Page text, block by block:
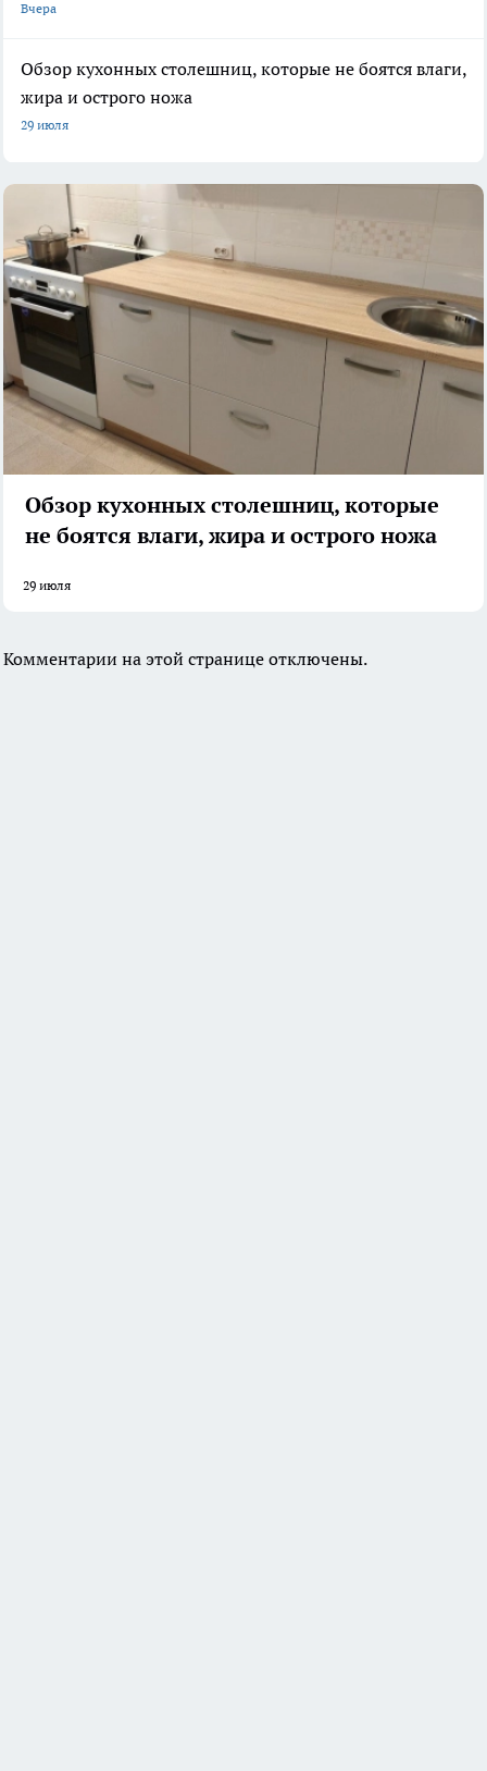
Вчера
Обзор кухонных столешниц, которые не боятся влаги,
жира и острого ножа
29 июля
Обзор кухонных столешниц, которые
не боятся влаги, жира и острого ножа
29 июля
Комментарии на этой странице отключены.